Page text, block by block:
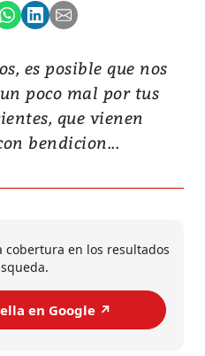
es posible que nos
poco mal por tus
que vienen
bendicion...
cobertura en los resultados
en Google ↗️